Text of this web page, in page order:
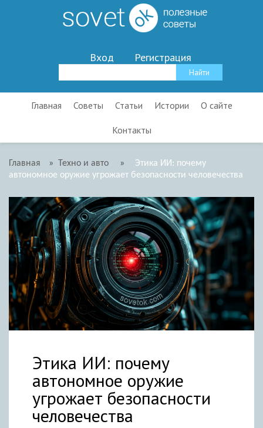
Вход Регистрация
Главная Советы Статьи Истории О сайте
Контакты
Главная » Техно и авто »
Этика ИИ: почему
автономное оружие угрожает безопасности человечества
Этика ИИ: почему
автономное оружие
угрожает безопасности
человечества